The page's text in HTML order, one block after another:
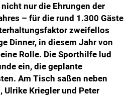
nur die Ehrungen der
– für die rund 1.300 Gäste
zweifellos
Dinner, in diesem Jahr von
Rolle. Die Sporthilfe lud
ein, die geplante
Am Tisch saßen neben
Ulrike Kriegler und Peter